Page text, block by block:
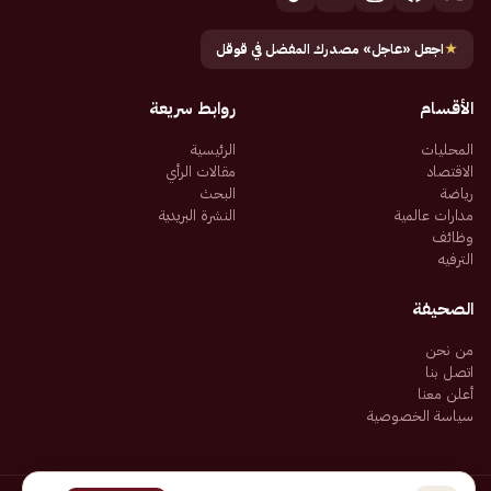
★اجعل «عاجل» مصدرك المفضل في قوقل
الأقسام
المحليات
الاقتصاد
رياضة
مدارات عالمية
وظائف
الترفيه
روابط سريعة
الرئيسية
مقالات الرأي
البحث
النشرة البريدية
الصحيفة
من نحن
اتصل بنا
أعلن معنا
سياسة الخصوصية